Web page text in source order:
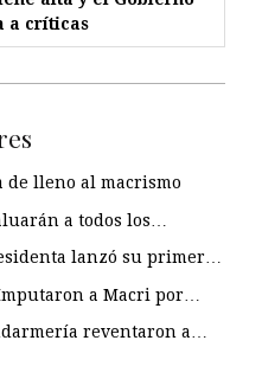
a críticas
de lleno al macrismo
a todos los…
lanzó su primer…
a Macri por…
reventaron a…